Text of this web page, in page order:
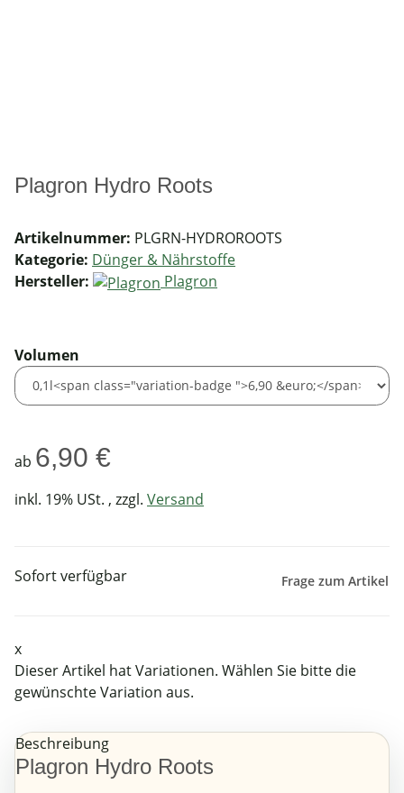
Plagron Hydro Roots
Artikelnummer: PLGRN-HYDROROOTS
Kategorie: Dünger & Nährstoffe
Hersteller:
Plagron
Volumen
ab 6,90 €
inkl. 19% USt. , zzgl. Versand
Sofort verfügbar Frage zum Artikel
x
Dieser Artikel hat Variationen. Wählen Sie bitte die
gewünschte Variation aus.
Beschreibung
Plagron Hydro Roots